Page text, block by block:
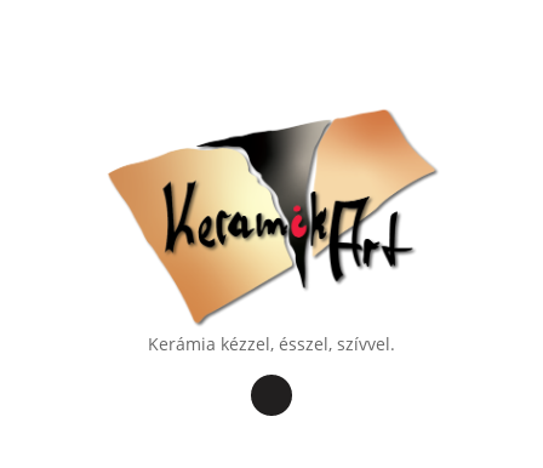
Kerámia kézzel, ésszel, szívvel.